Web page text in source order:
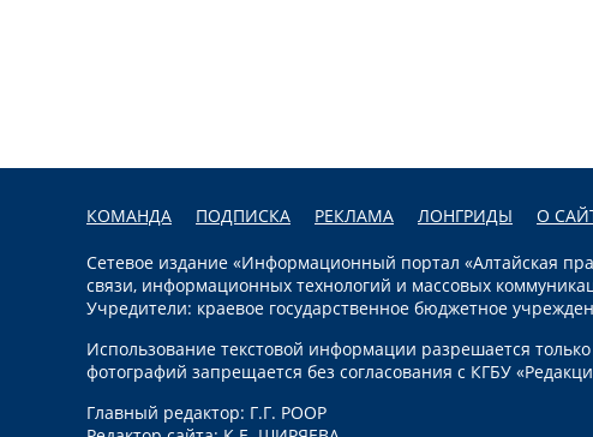
КОМАНДА ПОДПИСКА РЕКЛАМА ЛОНГРИДЫ О
Сетевое издание «Информационный портал «Алтайская
связи, информационных технологий и массовых
Учредители: краевое государственное бюджетное
Использование текстовой информации разрешается
фотографий запрещается без согласования с КГБУ
Главный редактор: Г.Г. РООР